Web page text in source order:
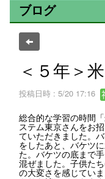
ブログ
＜５年＞
投稿日時 : 5/20 17:16
総合的な学習の時間
ステム東京さんをお
ていただきました。
をしたあと、バケツ
た。バケツの底まで
混ぜました。子供た
の大変さを感じてい